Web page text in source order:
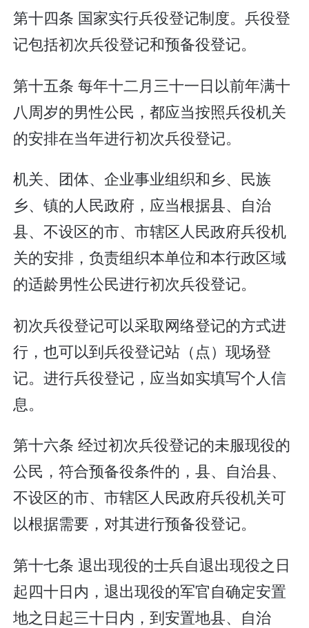
第十四条 国家实行兵役登记制度。兵役登
记包括初次兵役登记和预备役登记。
第十五条 每年十二月三十一日以前年满十
八周岁的男性公民，都应当按照兵役机关
的安排在当年进行初次兵役登记。
机关、团体、企业事业组织和乡、民族
乡、镇的人民政府，应当根据县、自治
县、不设区的市、市辖区人民政府兵役机
关的安排，负责组织本单位和本行政区域
的适龄男性公民进行初次兵役登记。
初次兵役登记可以采取网络登记的方式进
行，也可以到兵役登记站（点）现场登
记。进行兵役登记，应当如实填写个人信
息。
第十六条 经过初次兵役登记的未服现役的
公民，符合预备役条件的，县、自治县、
不设区的市、市辖区人民政府兵役机关可
以根据需要，对其进行预备役登记。
第十七条 退出现役的士兵自退出现役之日
起四十日内，退出现役的军官自确定安置
地之日起三十日内，到安置地县、自治